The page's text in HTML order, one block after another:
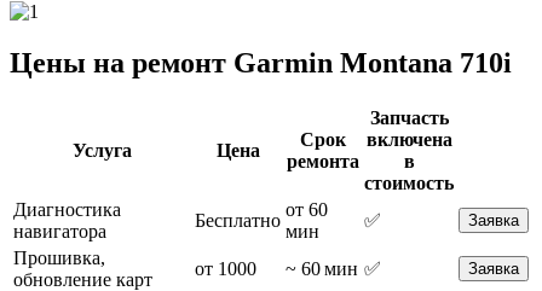
Цены на ремонт Garmin Montana 710i
Услуга Цена
Срок
ремонта
Запчасть
включена
в
стоимость
Диагностика
навигатора
Бесплатно
от 60
мин
✅ Заявка
Прошивка,
обновление карт
от 1000 ~ 60 мин ✅ Заявка